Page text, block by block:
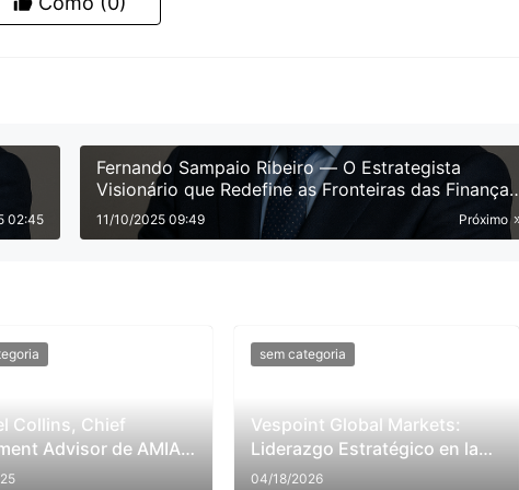
02:45
Fernando Sampaio Ribeiro — O Estrategista
Visionário que Redefine as Fronteiras das Finanças
Globais
Próximo
11/10/2025 09:49
Collins, Chief
Advisor de AMIA
Fund Ltd:
Vespoint Global Markets:
Liderazgo Estratégico en la
Nueva Era de Inversión en
04/18/2026
sem categoria